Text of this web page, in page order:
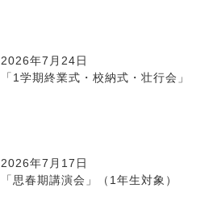
2026年7月24日
「1学期終業式・校納式・壮行会」
2026年7月17日
「思春期講演会」（1年生対象）